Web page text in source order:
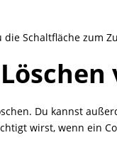
Schaltfläche zum
Du kannst
wirst, wenn ein